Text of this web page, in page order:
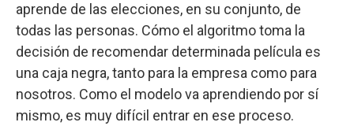
aprende de las elecciones, en su conjunto, de
todas las personas. Cómo el algoritmo toma la
decisión de recomendar determinada película es
una caja negra, tanto para la empresa como para
nosotros. Como el modelo va aprendiendo por sí
mismo, es muy difícil entrar en ese proceso.